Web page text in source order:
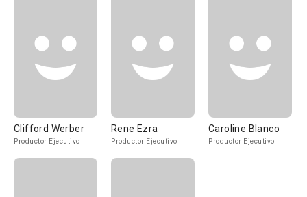
Clifford Werber
Productor Ejecutivo
Rene Ezra
Productor Ejecutivo
Caroline Blanco
Productor Ejecutivo